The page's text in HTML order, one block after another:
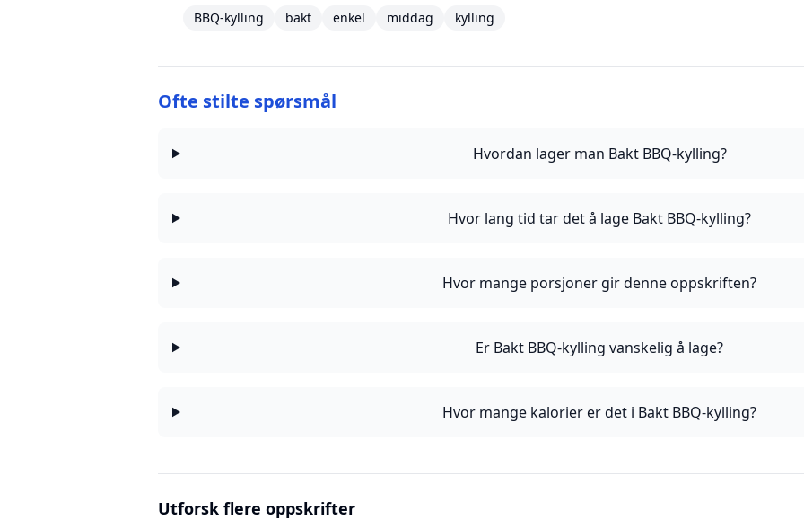
BBQ-kylling bakt enkel middag kylling
Ofte stilte spørsmål
Hvordan lager man Bakt BBQ-kylling?
Hvor lang tid tar det å lage Bakt BBQ-kylling?
Hvor mange porsjoner gir denne oppskriften?
Er Bakt BBQ-kylling vanskelig å lage?
Hvor mange kalorier er det i Bakt BBQ-kylling?
Utforsk flere oppskrifter